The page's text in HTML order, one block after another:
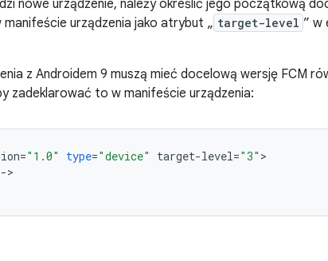
nowe urządzenie, należy określić jego początkową
urządzenia jako atrybut „ target-level ” w
z Androidem 9 muszą mieć docelową wersję FCM
zadeklarować to w manifeście urządzenia:
="1.0" type="device" target-level="3"
>